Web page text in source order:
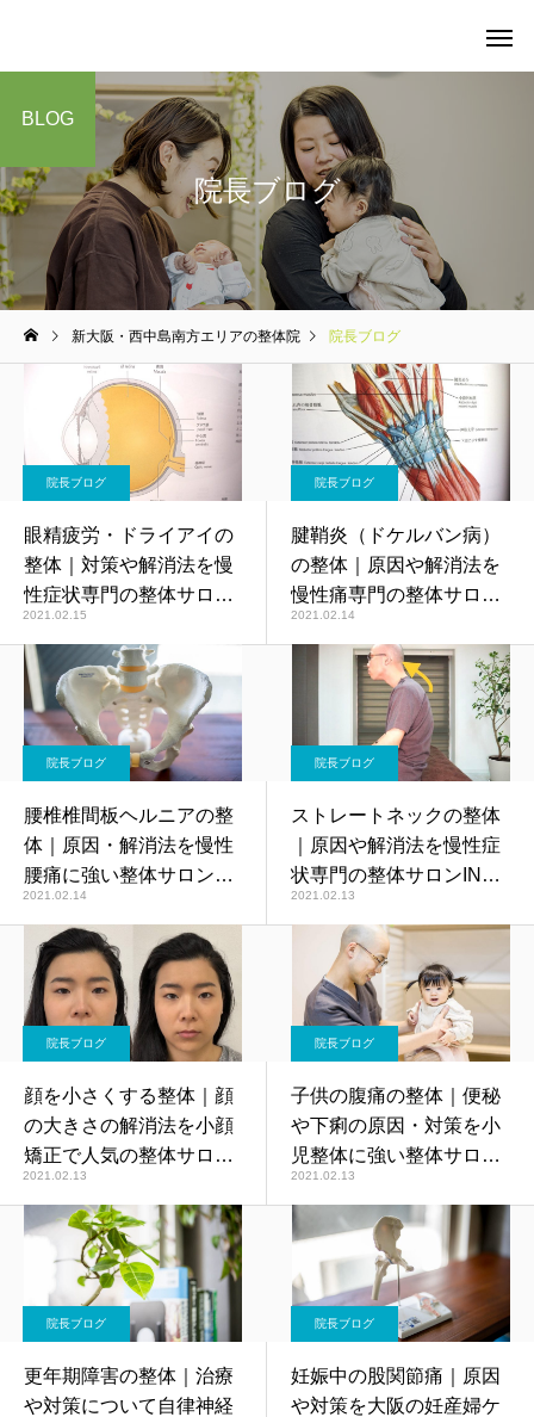
当院の料金について
マタニティケア
院長ブログ
BLOG
新大阪・西中島南方エリアの整体院 院長ブログ
院長ブログ
眼精疲労・ドライアイの
整体｜対策や解消法を慢
性症状専門の整体サロン
INUIが解説
2021.02.15
院長ブログ
腱鞘炎（ドケルバン病）
の整体｜原因や解消法を
慢性痛専門の整体サロン
INUIが解説
2021.02.14
院長ブログ
腰椎椎間板ヘルニアの整
体｜原因・解消法を慢性
腰痛に強い整体サロン
INUIが解説
2021.02.14
院長ブログ
ストレートネックの整体
｜原因や解消法を慢性症
状専門の整体サロンINUI
が解説
2021.02.13
院長ブログ
顔を小さくする整体｜顔
の大きさの解消法を小顔
矯正で人気の整体サロン
INUIが解説
2021.02.13
院長ブログ
子供の腹痛の整体｜便秘
や下痢の原因・対策を小
児整体に強い整体サロン
INUIが解説
2021.02.13
院長ブログ
更年期障害の整体｜治療
や対策について自律神経
院長ブログ
妊娠中の股関節痛｜原因
や対策を大阪の妊産婦ケ